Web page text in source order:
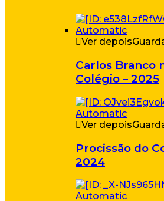
Ver depois
Carlos Branco
Colégio – 2025
Ver depois
Procissão do
2024